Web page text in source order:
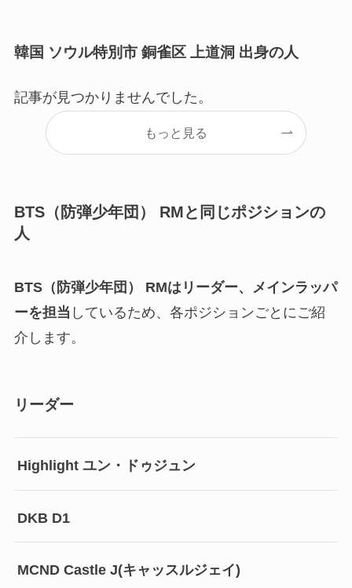
韓国 ソウル特別市 銅雀区 上道洞 出身の人
記事が見つかりませんでした。
もっと見る
BTS（防弾少年団） RMと同じポジションの
人
BTS（防弾少年団） RMはリーダー、メインラッパ
ーを担当 しているため、各ポジションごとにご紹
介します。
リーダー
Highlight ユン・ドゥジュン
DKB D1
MCND Castle J(キャッスルジェイ)